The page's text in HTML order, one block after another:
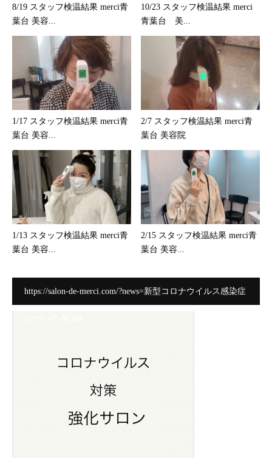
8/19 スタッフ検温結果 merci青
葉台 美容...
10/23 スタッフ検温結果 merci
青葉台 美...
1/17 スタッフ検温結果 merci青
葉台 美容...
2/7 スタッフ検温結果 merci青
葉台 美容院
1/13 スタッフ検温結果 merci青
葉台 美容...
2/15 スタッフ検温結果 merci青
葉台 美容...
https://salon-de-merci.com/?news=新型コロナウイルス感染症